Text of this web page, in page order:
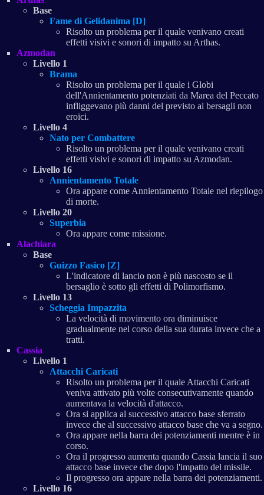
Base
Fame di Gelidanima [D]
Risolto un problema per il quale venivano creati
effetti visivi e sonori di impatto su Arthas.
Azmodan
Livello 1
Brama
Risolto un problema per il quale i Globi
dell'Annientamento potenziati da Marea del Peccato
infliggevano più danni del previsto ai bersagli non
eroici.
Livello 4
Nato per Combattere
Risolto un problema per il quale venivano creati
effetti visivi e sonori di impatto su Azmodan.
Livello 16
Annientamento Totale
Ora appare come Annientamento Totale nel riepilogo
di morte.
Livello 20
Superbia
Ora appare come missione.
Alachiara
Base
Guizzo Fasico [Z]
L'indicatore di lancio non è più nascosto se il
bersaglio è sotto gli effetti di Polimorfismo.
Livello 13
Scheggia Impazzita
La velocità di movimento ora diminuisce
gradualmente nel corso della sua durata invece che a
tratti.
Cassia
Livello 1
Attacchi Caricati
Risolto un problema per il quale Attacchi Caricati
veniva attivato più volte consecutivamente quando
aumentava la velocità d'attacco.
Ora si applica al successivo attacco base sferrato
invece che al successivo attacco base che va a segno.
Ora appare nella barra dei potenziamenti mentre è in
corso.
Ora il progresso aumenta quando Cassia lancia il suo
attacco base invece che dopo l'impatto del missile.
Il progresso ora appare nella barra dei potenziamenti.
Livello 16